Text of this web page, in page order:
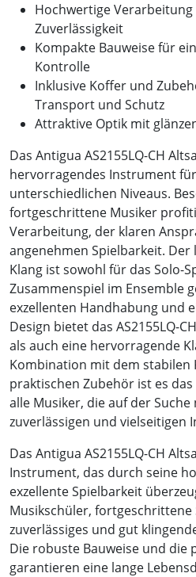
Hochwertige
Zuverlässigkeit
Kompakte Bauweise für
Kontrolle
Inklusive Koffer und
Transport und Schutz
Attraktive Optik mit
Das Antigua AS2155LQ-CH
hervorragendes Instrument
unterschiedlichen Niveaus.
fortgeschrittene Musiker
Verarbeitung, der klaren
angenehmen Spielbarkeit.
Klang ist sowohl für das Solo-
Zusammenspiel im Ensemble
exzellenten Handhabung und
Design bietet das AS2155LQ-
als auch eine hervorragende
Kombination mit dem stabilen
praktischen Zubehör ist es
alle Musiker, die auf der Suche
zuverlässigen und vielseitigen
Das Antigua AS2155LQ-CH
Instrument, das durch seine
exzellente Spielbarkeit
Musikschüler, fortgeschrittene
zuverlässiges und gut
Die robuste Bauweise und die
garantieren eine lange